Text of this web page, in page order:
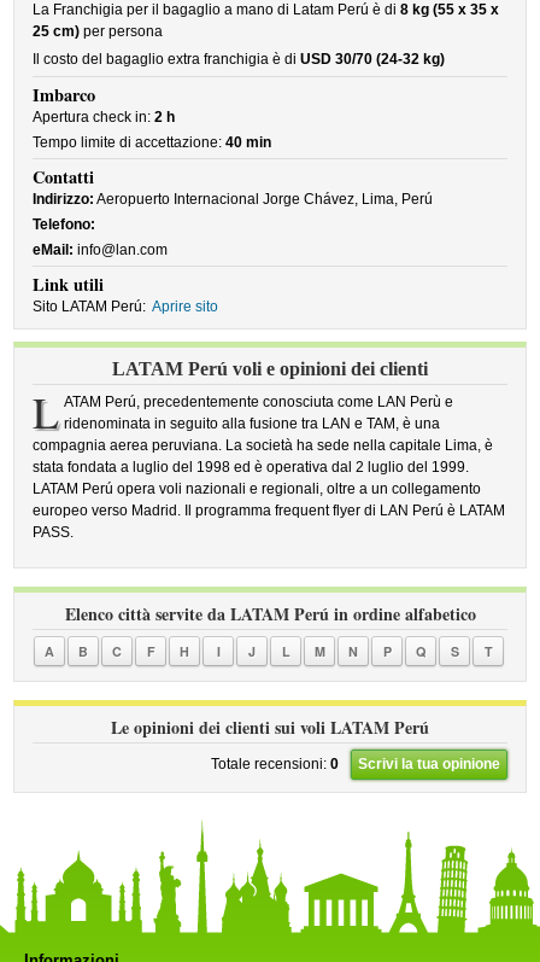
La Franchigia per il bagaglio a mano di Latam Perú è di8 kg (55 x 35 x
25 cm) per persona
Il costo del bagaglio extra franchigia è diUSD 30/70 (24-32 kg)
Imbarco
Apertura check in:2 h
Tempo limite di accettazione:40 min
Contatti
Indirizzo: Aeropuerto Internacional Jorge Chávez, Lima, Perú
Telefono:
eMail: info@lan.com
Link utili
Sito LATAM Perú: Aprire sito
LATAM Perú voli e opinioni dei clienti
L ATAM Perú, precedentemente conosciuta come LAN Perù e
ridenominata in seguito alla fusione tra LAN e TAM, è una
compagnia aerea peruviana. La società ha sede nella capitale Lima, è
stata fondata a luglio del 1998 ed è operativa dal 2 luglio del 1999.
LATAM Perú opera voli nazionali e regionali, oltre a un collegamento
europeo verso Madrid. Il programma frequent flyer di LAN Perú è LATAM
PASS.
Elenco città servite da LATAM Perú in ordine alfabetico
A B C F H I J L M N P Q S T
Le opinioni dei clienti sui voli LATAM Perú
Totale recensioni: 0 Scrivi la tua opinione